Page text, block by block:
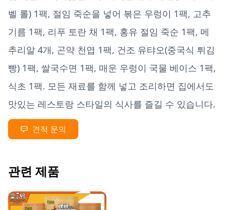
벨 롤) 1팩, 절임 죽순을 넣어 볶은 우렁이 1팩, 고추
기름 1팩, 리푸 토란 채 1팩, 홍유 절임 죽순 1팩, 메
추리알 4개, 곤약 천엽 1팩, 건조 유탸오(중국식 튀김
빵) 1팩, 쌀국수면 1팩, 매운 우렁이 국물 베이스 1팩,
식초 1팩. 모든 재료를 함께 넣고 조리하면 집에서도
맛있는 레스토랑 스타일의 식사를 즐길 수 있습니다.
견적 문의
관련 제품